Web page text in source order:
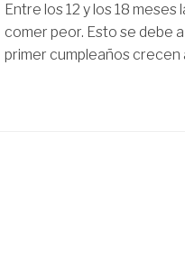
Entre los 12 y los 18
comer peor. Esto se debe
primer cumpleaños crecen